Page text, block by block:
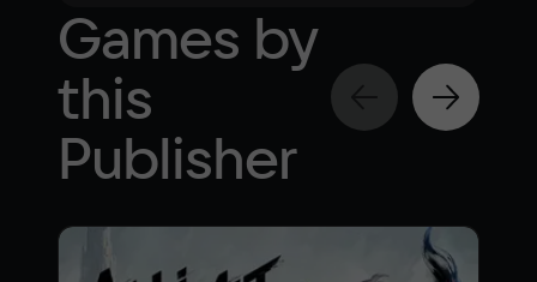
Games by
this
Publisher